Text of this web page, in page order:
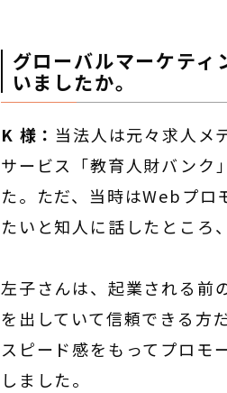
グローバルマーケティ
いましたか。
K 様： 当法人は元々求人メ
サービス「教育人財バンク
た。ただ、当時はWebプロ
たいと知人に話したところ
左子さんは、起業される前
を出していて信頼できる方
スピード感をもってプロモ
しました。